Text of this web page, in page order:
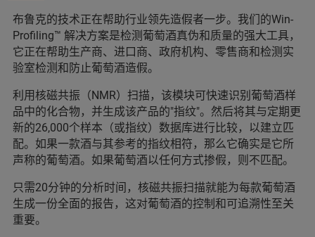
布鲁克的技术正在帮助行业领先造假者一步。我们的Win-
Profiling™ 解决方案是检测葡萄酒真伪和质量的强大工具，
它正在帮助生产商、进口商、政府机构、零售商和检测实
验室检测和防止葡萄酒造假。
利用核磁共振（NMR）扫描，该模块可快速识别葡萄酒样
品中的化合物，并生成该产品的"指纹"。然后将其与定期更
新的26,000个样本（或指纹）数据库进行比较，以建立匹
配。如果一款酒与其参考的指纹相符，那么它确实是它所
声称的葡萄酒。如果葡萄酒以任何方式掺假，则不匹配。
只需20分钟的分析时间，核磁共振扫描就能为每款葡萄酒
生成一份全面的报告，这对葡萄酒的控制和可追溯性至关
重要。